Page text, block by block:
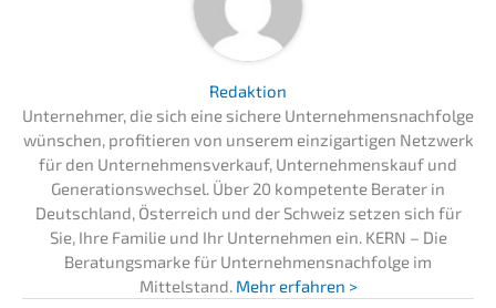
Redaktion
Unternehmer, die sich eine sichere Unternehmensnachfolge
wünschen, profitieren von unserem einzigartigen Netzwerk
für den Unternehmensverkauf, Unternehmenskauf und
Generationswechsel. Über 20 kompetente Berater in
Deutschland, Österreich und der Schweiz setzen sich für
Sie, Ihre Familie und Ihr Unternehmen ein. KERN – Die
Beratungsmarke für Unternehmensnachfolge im
Mittelstand. Mehr erfahren >